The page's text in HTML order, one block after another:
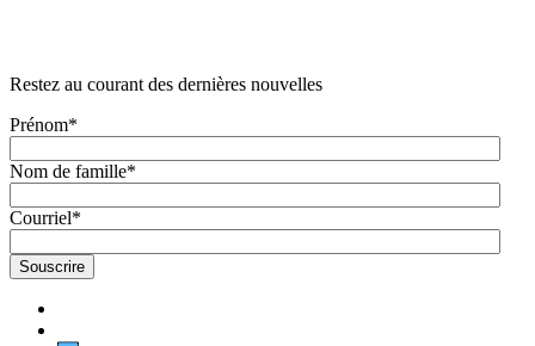
Restez au courant des dernières nouvelles
Prénom*
Nom de famille*
Courriel*